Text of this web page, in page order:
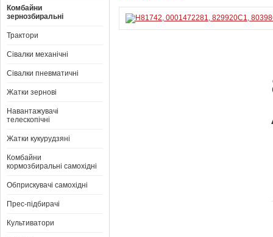
Комбайни
зернозбиральні
Трактори
Сівалки механічні
Сівалки пневматичні
Жатки зернові
Навантажувачі
телескопічні
Жатки кукурудзяні
Комбайни
кормозбиральні самохідні
Обприскувачі самохідні
Прес-підбирачі
Культиватори